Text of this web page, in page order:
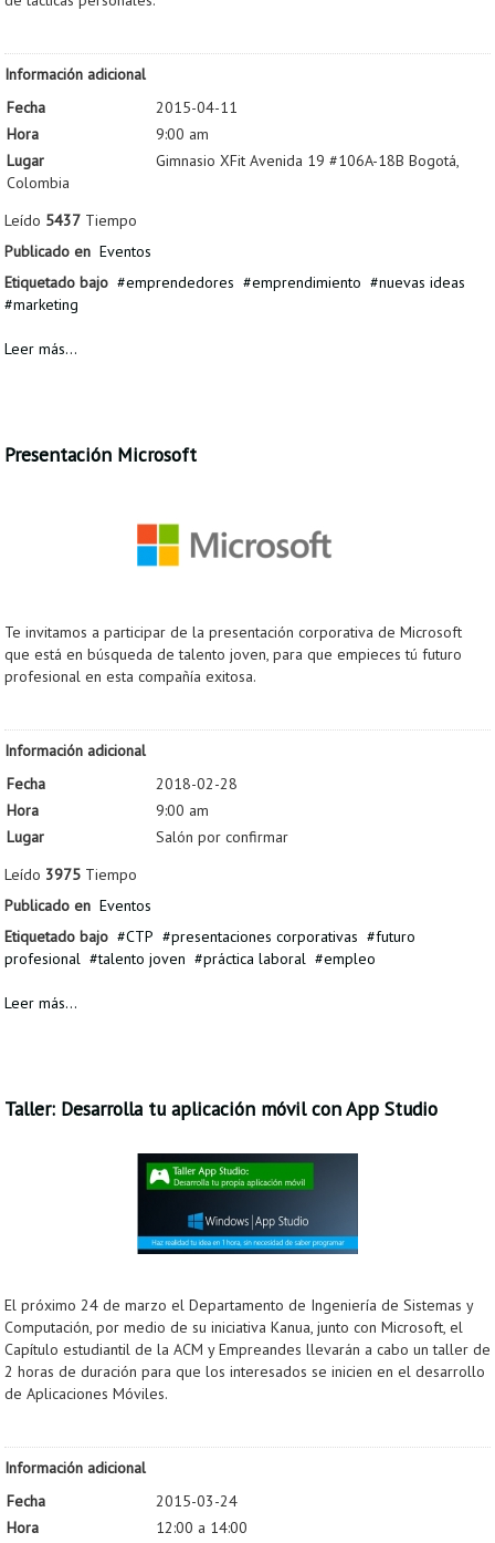
Información adicional
Fecha
2015-04-11
Hora
9:00 am
Lugar
Gimnasio XFit Avenida 19 #106A-18B Bogotá,
Colombia
Leído 5437 Tiempo
Publicado en Eventos
Etiquetado bajo
emprendedores emprendimiento
nuevas ideas
marketing
Leer más...
Presentación Microsoft
Te invitamos a participar de la presentación corporativa de Microsoft
que está en búsqueda de talento joven, para que empieces tú futuro
profesional en esta compañía exitosa.
Información adicional
Fecha
2018-02-28
Hora
9:00 am
Lugar
Salón por confirmar
Leído 3975 Tiempo
Publicado en Eventos
Etiquetado bajo
CTP presentaciones corporativas
futuro
profesional
talento joven práctica laboral empleo
Leer más...
Taller: Desarrolla tu aplicación móvil con App Studio
El próximo 24 de marzo el Departamento de Ingeniería de Sistemas y
Computación, por medio de su iniciativa Kanua, junto con Microsoft, el
Capítulo estudiantil de la ACM y Empreandes llevarán a cabo un taller de
2 horas de duración para que los interesados se inicien en el desarrollo
de Aplicaciones Móviles.
Información adicional
Fecha
2015-03-24
Hora
12:00 a 14:00